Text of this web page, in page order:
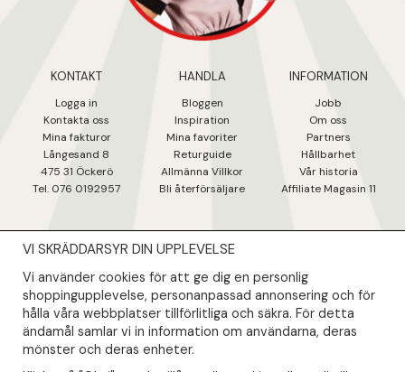
KONTAKT
Logga in
Kontakta oss
Mina fakturor
Långesand 8
475 31 Öckerö
Tel. 076 0192957
HANDLA
Bloggen
Inspiration
Mina favoriter
Returguide
Allmänna Villkor
Bli återförsäljare
INFORMATION
Jobb
Om oss
Partners
Hållbarhet
Vår historia
Affiliate Magasin 11
NYHETSBREV
Såklart skall du ta del av våra bästa erbjudanden & nyheter!
Din mail kommer endast användas till våra nyhetsbrev.
VI SKRÄDDARSYR DIN UPPLEVELSE
Vi använder cookies för att ge dig en personlig
shoppingupplevelse, personanpassad annonsering och för
hålla våra webbplatser tillförlitliga och säkra. För detta
ändamål samlar vi in information om användarna, deras
mönster och deras enheter.